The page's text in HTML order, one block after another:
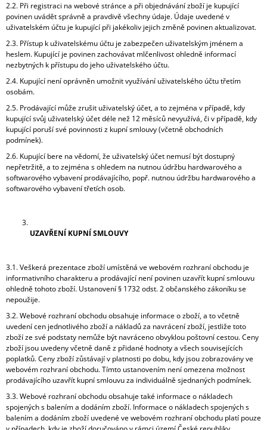
2.2. Při registraci na webové stránce a při objednávání zboží je kupující
povinen uvádět správně a pravdivě všechny údaje. Údaje uvedené v
uživatelském účtu je kupující při jakékoliv jejich změně povinen aktualizovat.
2.3. Přístup k uživatelskému účtu je zabezpečen uživatelským jménem a
heslem. Kupující je povinen zachovávat mlčenlivost ohledně informací
nezbytných k přístupu do jeho uživatelského účtu.
2.4. Kupující není oprávněn umožnit využívání uživatelského účtu třetím
osobám.
2.5. Prodávající může zrušit uživatelský účet, a to zejména v případě, kdy
kupující svůj uživatelský účet déle než 12 měsíců nevyužívá, či v případě, kdy
kupující poruší své povinnosti z kupní smlouvy (včetně obchodních
podmínek).
2.6. Kupující bere na vědomí, že uživatelský účet nemusí být dostupný
nepřetržitě, a to zejména s ohledem na nutnou údržbu hardwarového a
softwarového vybavení prodávajícího, popř. nutnou údržbu hardwarového a
softwarového vybavení třetích osob.
UZAVŘENÍ KUPNÍ SMLOUVY
3.1. Veškerá prezentace zboží umístěná ve webovém rozhraní obchodu je
informativního charakteru a prodávající není povinen uzavřít kupní smlouvu
ohledně tohoto zboží. Ustanovení § 1732 odst. 2 občanského zákoníku se
nepoužije.
3.2. Webové rozhraní obchodu obsahuje informace o zboží, a to včetně
uvedení cen jednotlivého zboží a nákladů za navrácení zboží, jestliže toto
zboží ze své podstaty nemůže být navráceno obvyklou poštovní cestou. Ceny
zboží jsou uvedeny včetně daně z přidané hodnoty a všech souvisejících
poplatků. Ceny zboží zůstávají v platnosti po dobu, kdy jsou zobrazovány ve
webovém rozhraní obchodu. Tímto ustanovením není omezena možnost
prodávajícího uzavřít kupní smlouvu za individuálně sjednaných podmínek.
3.3. Webové rozhraní obchodu obsahuje také informace o nákladech
spojených s balením a dodáním zboží. Informace o nákladech spojených s
balením a dodáním zboží uvedené ve webovém rozhraní obchodu platí pouze